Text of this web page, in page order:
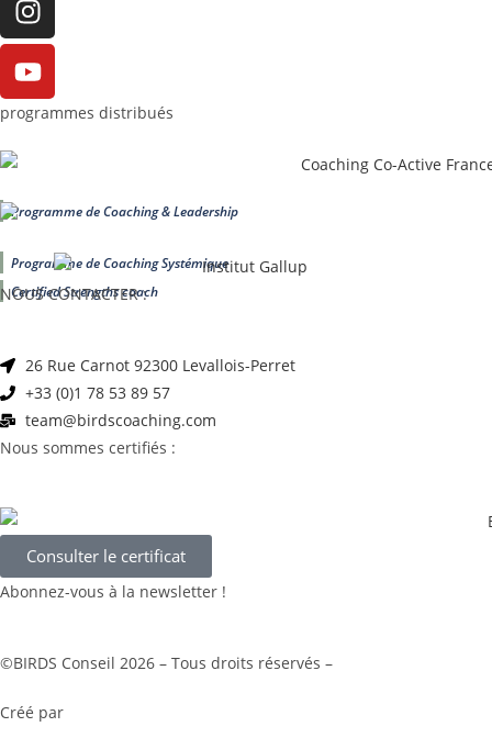
programmes distribués
Programme de Coaching & Leadership
Programme de Coaching Systémique
Certified Strengths coach
NOUS CONTACTER :
26 Rue Carnot 92300 Levallois-Perret
+33 (0)1 78 53 89 57
team@birdscoaching.com
Nous sommes certifiés :
Consulter le certificat
Abonnez-vous à la newsletter !
©BIRDS Conseil 2026 – Tous droits réservés –
Créé par